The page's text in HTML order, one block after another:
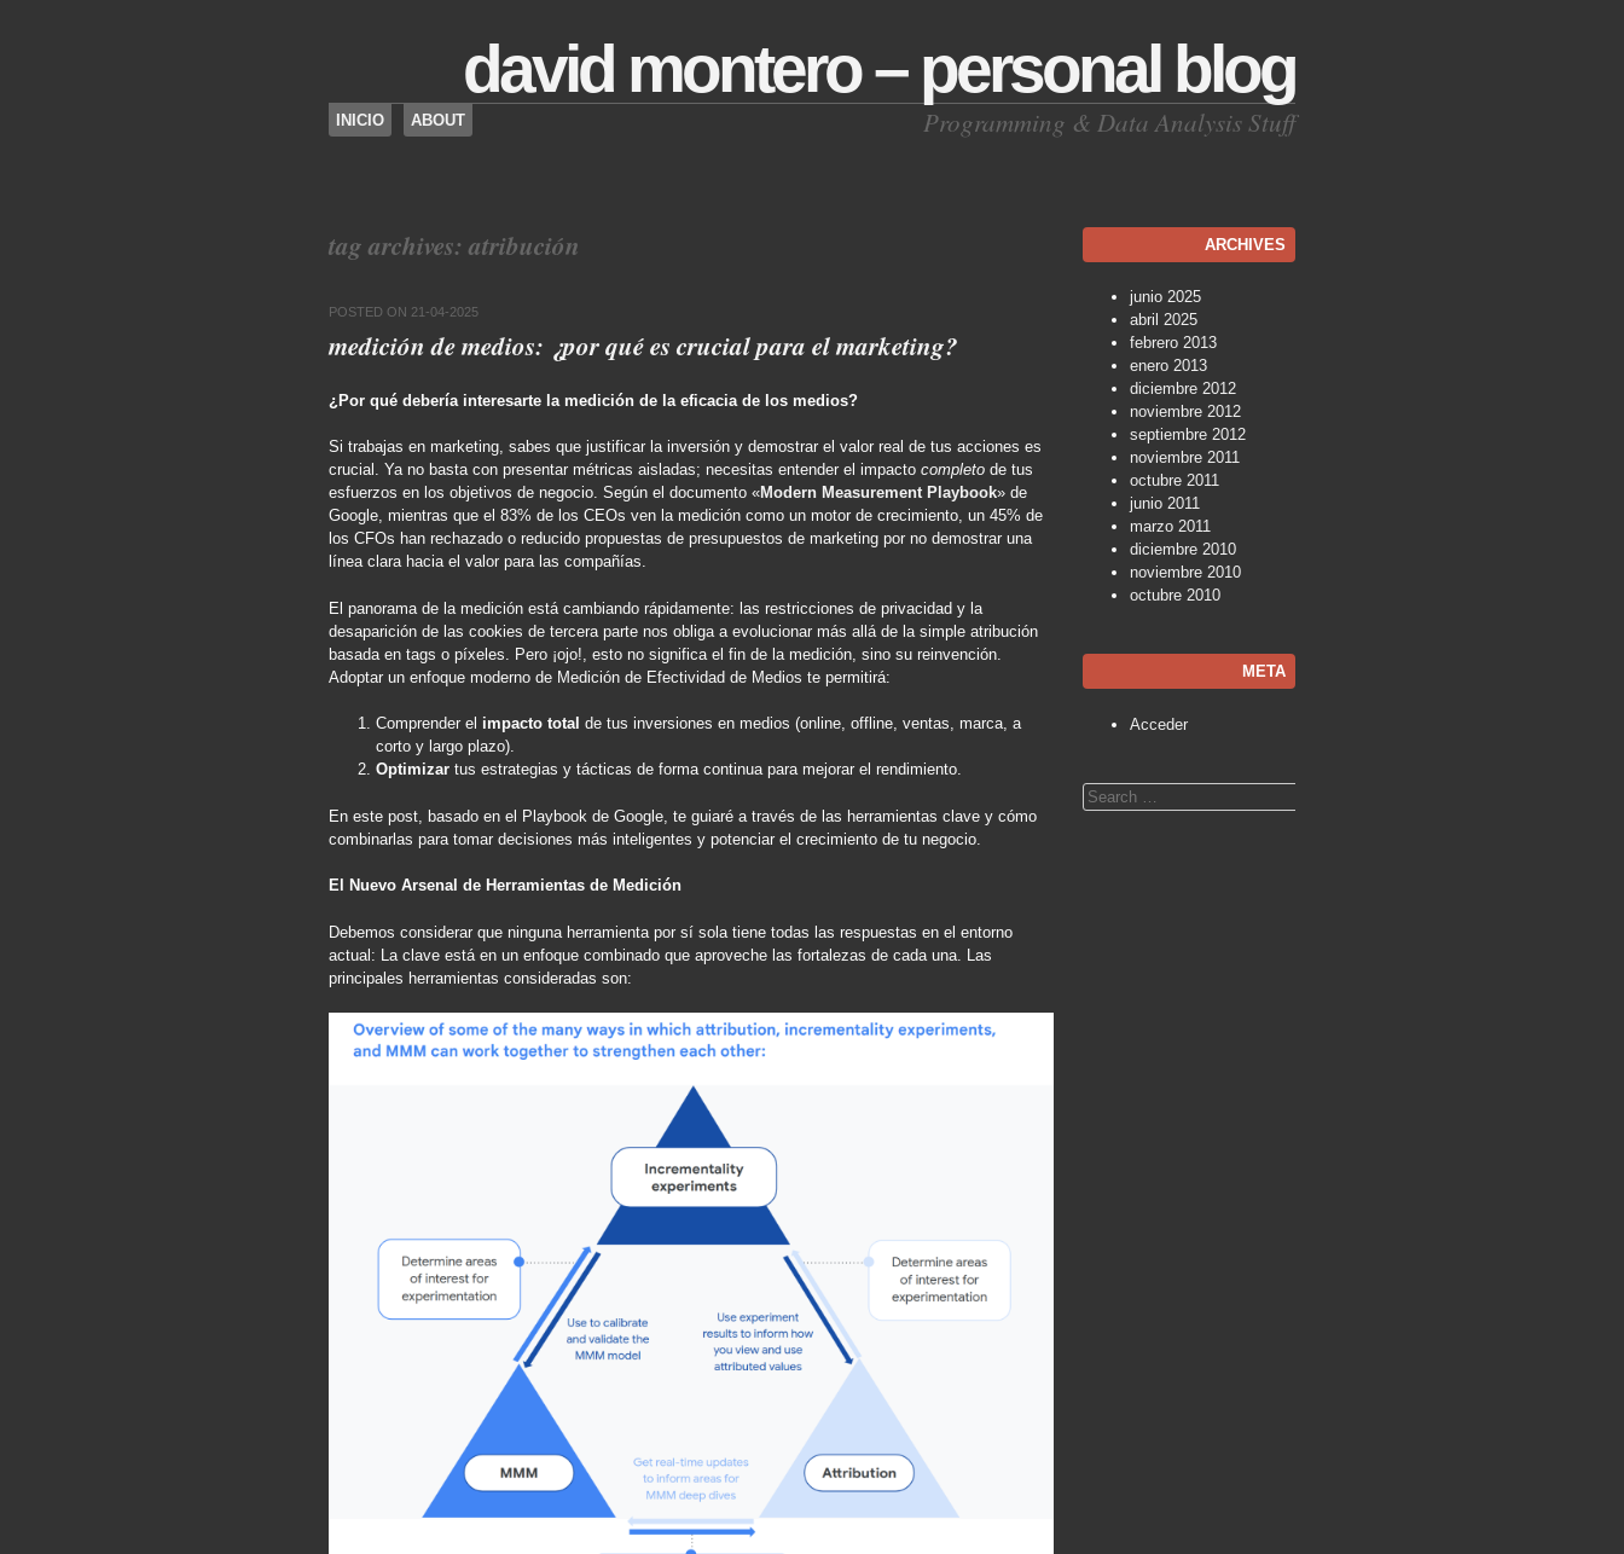
david montero – personal blog
Programming & Data Analysis Stuff
SKIP TO CONTENT
INICIO ABOUT
tag archives: atribución
POSTED ON 21-04-2025
medición de medios: ¿por qué es crucial para el marketing?
¿Por qué debería interesarte la medición de la eficacia de los medios?
Si trabajas en marketing, sabes que justificar la inversión y demostrar el valor real de tus acciones es
crucial. Ya no basta con presentar métricas aisladas; necesitas entender el impacto completo de tus
esfuerzos en los objetivos de negocio. Según el documento «Modern Measurement Playbook» de
Google, mientras que el 83% de los CEOs ven la medición como un motor de crecimiento, un 45% de
los CFOs han rechazado o reducido propuestas de presupuestos de marketing por no demostrar una
línea clara hacia el valor para las compañías.
El panorama de la medición está cambiando rápidamente: las restricciones de privacidad y la
desaparición de las cookies de tercera parte nos obliga a evolucionar más allá de la simple atribución
basada en tags o píxeles. Pero ¡ojo!, esto no significa el fin de la medición, sino su reinvención.
Adoptar un enfoque moderno de Medición de Efectividad de Medios te permitirá:
Comprender el impacto total de tus inversiones en medios (online, offline, ventas, marca, a
corto y largo plazo).
Optimizar tus estrategias y tácticas de forma continua para mejorar el rendimiento.
En este post, basado en el Playbook de Google, te guiaré a través de las herramientas clave y cómo
combinarlas para tomar decisiones más inteligentes y potenciar el crecimiento de tu negocio.
El Nuevo Arsenal de Herramientas de Medición
Debemos considerar que ninguna herramienta por sí sola tiene todas las respuestas en el entorno
actual: La clave está en un enfoque combinado que aproveche las fortalezas de cada una. Las
principales herramientas consideradas son:
ARCHIVES
junio 2025
abril 2025
febrero 2013
enero 2013
diciembre 2012
noviembre 2012
septiembre 2012
noviembre 2011
octubre 2011
junio 2011
marzo 2011
diciembre 2010
noviembre 2010
octubre 2010
META
Acceder
Search